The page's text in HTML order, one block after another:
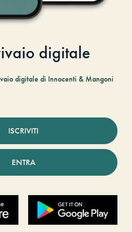
digitale
digitale di Innocenti & Mangoni
ISCRIVITI
ENTRA